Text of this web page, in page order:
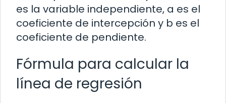
es la variable independiente, a es el
coeficiente de intercepción y b es el
coeficiente de pendiente.
Fórmula para calcular la
línea de regresión